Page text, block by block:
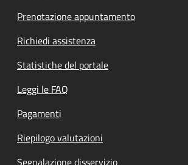
Prenotazione appuntamento
Richiedi assistenza
Statistiche del portale
Leggi le FAQ
Pagamenti
Riepilogo valutazioni
Segnalazione disservizio